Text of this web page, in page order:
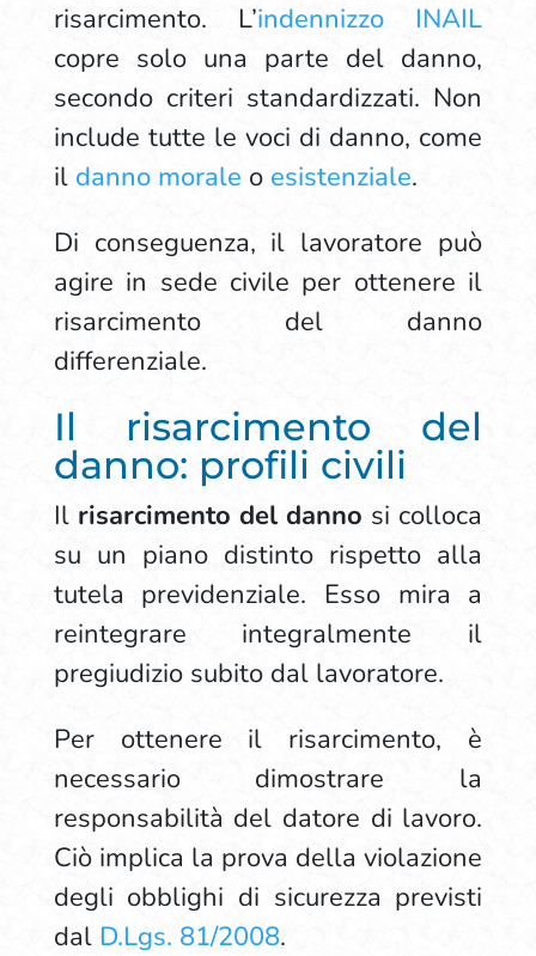
risarcimento. L’indennizzo INAIL
copre solo una parte del danno,
secondo criteri standardizzati. Non
include tutte le voci di danno, come
il danno morale o esistenziale.
Di conseguenza, il lavoratore può
agire in sede civile per ottenere il
risarcimento del danno
differenziale.
Il risarcimento del
danno: profili civili
Il risarcimento del danno si colloca
su un piano distinto rispetto alla
tutela previdenziale. Esso mira a
reintegrare integralmente il
pregiudizio subito dal lavoratore.
Per ottenere il risarcimento, è
necessario dimostrare la
responsabilità del datore di lavoro.
Ciò implica la prova della violazione
degli obblighi di sicurezza previsti
dal D.Lgs. 81/2008.